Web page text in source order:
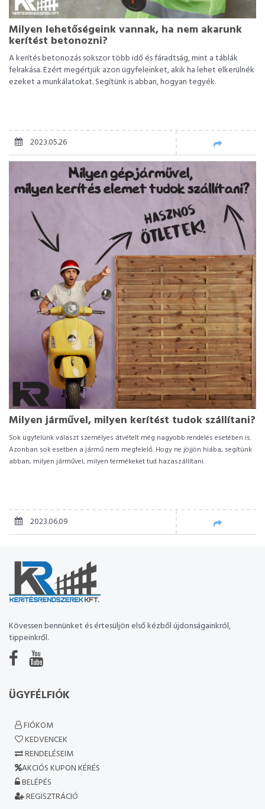
Milyen lehetőségeink vannak, ha nem akarunk
kerítést betonozni?
A kerítés betonozás sokszor több idő és fáradtság, mint a táblák
felrakása. Ezért megértjük azon ügyfeleinket, akik ha lehet elkerülnék
ezeket a munkálatokat. Segítünk is abban, hogyan tegyék.
2023.05.26
Milyen járművel, milyen kerítést tudok szállítani?
Sok ügyfelünk választ személyes átvételt még nagyobb rendelés esetében is.
Azonban sok esetben a jármű nem megfelelő. Hogy ne jöjjön hiába, segítünk
abban, milyen járművel, milyen termékeket tud hazaszállítani.
2023.06.09
Kövessen bennünket és értesüljön első kézből újdonságainkról,
tippeinkről.
ÜGYFÉLFIÓK
FIÓKOM
KEDVENCEK
RENDELÉSEIM
AKCIÓS KUPON KÉRÉS
BELÉPÉS
REGISZTRÁCIÓ